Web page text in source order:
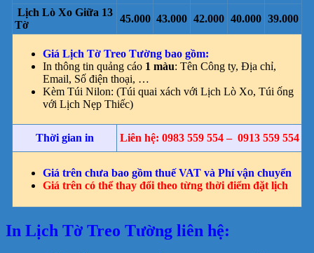
Lịch Lò Xo Giữa 13
Tờ
45.000 43.000 42.000 40.000 39.000
Giá Lịch Tờ Treo Tường bao gồm:
In thông tin quảng cáo 1 màu: Tên Công ty, Địa chỉ,
Email, Số điện thoại, …
Kèm Túi Nilon: (Túi quai xách với Lịch Lò Xo, Túi ống
với Lịch Nẹp Thiếc)
Thời gian in Liên hệ: 0983 559 554 – 0913 559 554
Giá trên chưa bao gồm thuế VAT và Phí vận chuyển
Giá trên có thể thay đổi theo từng thời điểm đặt lịch
In Lịch Tờ Treo Tường liên hệ: